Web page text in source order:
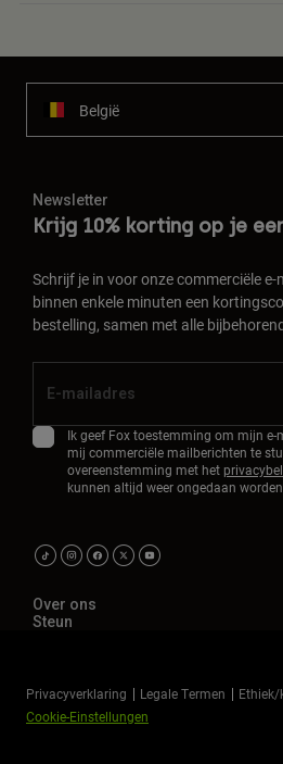
België
Newsletter
Krijg 10% korting op je
Schrijf je in voor onze commerciële
binnen enkele minuten een
bestelling, samen met alle
Ik geef Fox toestemming om mijn e-
mij commerciële mailberichten te
overeenstemming met het
kunnen altijd weer ongedaan
Over ons
Steun
Privacyverklaring Legale Termen
Cookie-Einstellungen